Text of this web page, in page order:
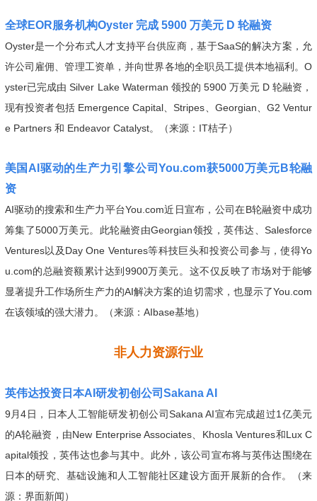
全球EOR服务机构Oyster 完成 5900 万美元 D 轮融资
Oyster是一个分布式人才支持平台供应商，基于SaaS的解决方案，允
许公司雇佣、管理工资单，并向世界各地的全职员工提供本地福利。O
yster已完成由 Silver Lake Waterman 领投的 5900 万美元 D 轮融资，
现有投资者包括 Emergence Capital、Stripes、Georgian、G2 Ventur
e Partners 和 Endeavor Catalyst。（来源：IT桔子）
美国AI驱动的生产力引擎公司You.com获5000万美元B轮融
资
AI驱动的搜索和生产力平台You.com近日宣布，公司在B轮融资中成功
筹集了5000万美元。此轮融资由Georgian领投，英伟达、Salesforce
Ventures以及Day One Ventures等科技巨头和投资公司参与，使得Yo
u.com的总融资额累计达到9900万美元。这不仅反映了市场对于能够
显著提升工作场所生产力的AI解决方案的迫切需求，也显示了You.com
在该领域的强大潜力。（来源：AIbase基地）
非人力资源行业
英伟达投资日本AI研发初创公司Sakana AI
9月4日，日本人工智能研发初创公司Sakana AI宣布完成超过1亿美元
的A轮融资，由New Enterprise Associates、Khosla Ventures和Lux C
apital领投，英伟达也参与其中。此外，该公司宣布将与英伟达围绕在
日本的研究、基础设施和人工智能社区建设方面开展新的合作。（来
源：界面新闻）